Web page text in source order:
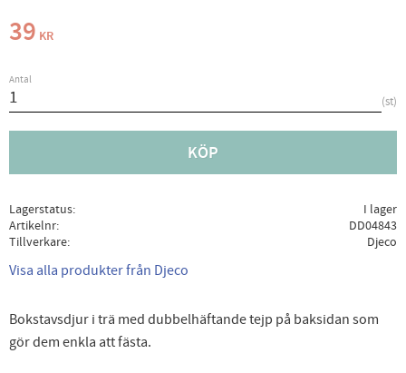
39 KR
Antal
st
KÖP
Lagerstatus
I lager
Artikelnr
DD04843
Tillverkare
Djeco
Visa alla produkter från Djeco
Bokstavsdjur i trä med dubbelhäftande tejp på baksidan som
gör dem enkla att fästa.